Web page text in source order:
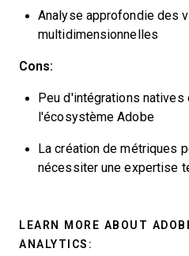
Analyse approfondie des
multidimensionnelles
Cons:
Peu d'intégrations natives
l'écosystème Adobe
La création de métriques
nécessiter une expertise
LEARN MORE ABOUT
ANALYTICS: